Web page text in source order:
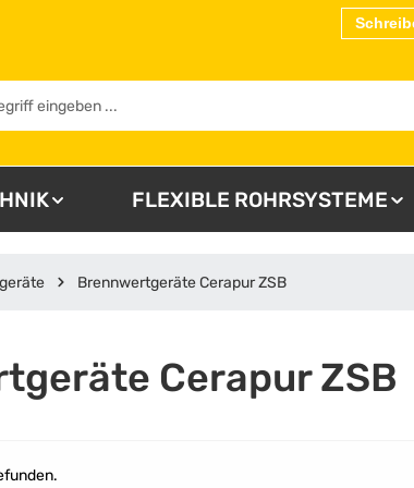
FLEXIBLE ROHRSYSTEME
Brennwertgeräte Cerapur ZSB
Cerapur ZSB